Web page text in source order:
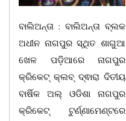
ବାଲିଅନ୍ତା : ବାଲିଅନ୍ତା ବ୍ଲକ
ଅଧୀନ ନାଗପୁର ସ୍ଥିତ ଶାଗୁଆ
ଖେଳ ପଡ଼ିଆରେ ନାଗପୁର
କ୍ରିକେଟ୍ କ୍ଲବ୍ ଦ୍ଵାରା ଦିତୀୟ
ବାର୍ଷିକ ଅଲ୍ ଓଡିଶା ନାଗପୁର
କ୍ରିକେଟ୍ ଟୁର୍ଣ୍ଣାମେଣ୍ଟରେ